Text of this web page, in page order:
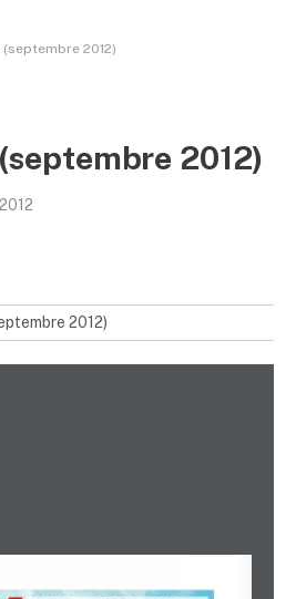
2012)
2012)
2012)